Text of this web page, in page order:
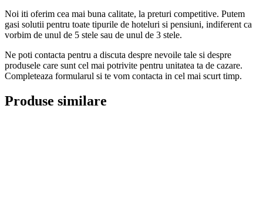
Noi iti oferim cea mai buna calitate, la preturi competitive. Putem
gasi solutii pentru toate tipurile de hoteluri si pensiuni, indiferent ca
vorbim de unul de 5 stele sau de unul de 3 stele.
Ne poti contacta pentru a discuta despre nevoile tale si despre
produsele care sunt cel mai potrivite pentru unitatea ta de cazare.
Completeaza formularul si te vom contacta in cel mai scurt timp.
Produse similare